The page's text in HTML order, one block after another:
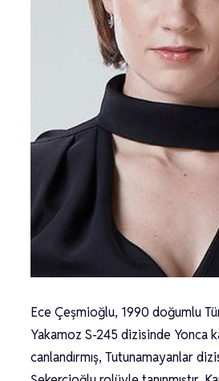
Ece Çeşmioğlu, 1990 doğumlu
Yakamoz S-245 dizisinde Yonca
canlandırmış, Tutunamayanlar